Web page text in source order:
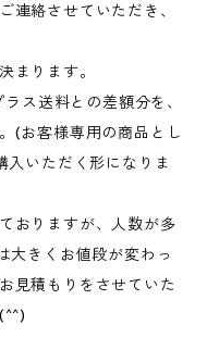
絡させていただき、
まります。
ス送料との差額分を、
(お客様専用の商品とし
入いただく形になりま
おりますが、人数が多
大きくお値段が変わっ
見積もりをさせていた